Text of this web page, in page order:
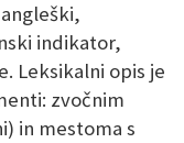
indikator,
Leksikalni opis je
zvočnim
in mestoma s